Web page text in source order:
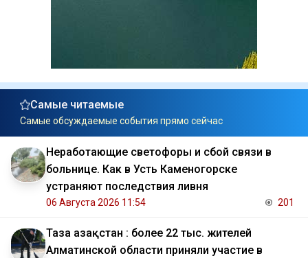
Самые читаемые
Самые обсуждаемые события прямо сейчас
Неработающие светофоры и сбой связи в
больнице. Как в Усть Каменогорске
устраняют последствия ливня
06 Августа 2026 11:54 201
Таза Қазақстан : более 22 тыс. жителей
Алматинской области приняли участие в